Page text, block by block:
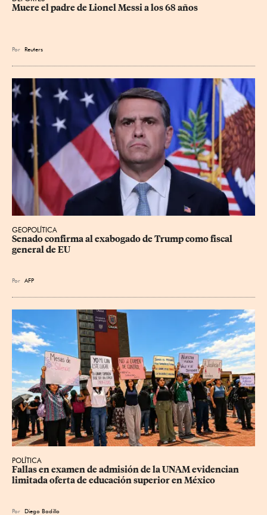
Muere el padre de Lionel Messi a los 68 años
Por Reuters
GEOPOLÍTICA
Senado confirma al exabogado de Trump como fiscal
general de EU
Por AFP
POLÍTICA
Fallas en examen de admisión de la UNAM evidencian
limitada oferta de educación superior en México
Por Diego Badillo